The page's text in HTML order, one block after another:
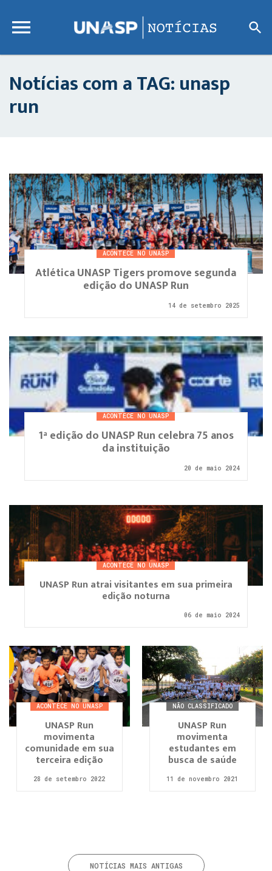
Notícias com a TAG: unasp
run
ACONTECE NO UNASP
Atlética UNASP Tigers promove segunda
edição do UNASP Run
14 de setembro 2025
ACONTECE NO UNASP
1ª edição do UNASP Run celebra 75 anos
da instituição
20 de maio 2024
ACONTECE NO UNASP
UNASP Run atrai visitantes em sua primeira
edição noturna
06 de maio 2024
ACONTECE NO UNASP
UNASP Run
movimenta
comunidade em sua
terceira edição
28 de setembro 2022
NÃO CLASSIFICADO
UNASP Run
movimenta
estudantes em
busca de saúde
11 de novembro 2021
NOTÍCIAS MAIS ANTIGAS